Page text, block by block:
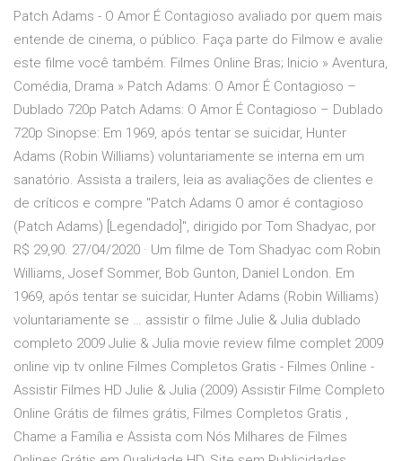
Patch Adams - O Amor É Contagioso avaliado por quem mais
entende de cinema, o público. Faça parte do Filmow e avalie
este filme você também. Filmes Online Bras; Inicio » Aventura,
Comédia, Drama » Patch Adams: O Amor É Contagioso –
Dublado 720p Patch Adams: O Amor É Contagioso – Dublado
720p Sinopse: Em 1969, após tentar se suicidar, Hunter
Adams (Robin Williams) voluntariamente se interna em um
sanatório. ‎Assista a trailers, leia as avaliações de clientes e
de críticos e compre "Patch Adams O amor é contagioso
(Patch Adams) [Legendado]", dirigido por Tom Shadyac, por
R$ 29,90. 27/04/2020 · Um filme de Tom Shadyac com Robin
Williams, Josef Sommer, Bob Gunton, Daniel London. Em
1969, após tentar se suicidar, Hunter Adams (Robin Williams)
voluntariamente se … assistir o filme Julie & Julia dublado
completo 2009 Julie & Julia movie review filme complet 2009
online vip tv online Filmes Completos Gratis - Filmes Online -
Assistir Filmes HD Julie & Julia (2009) Assistir Filme Completo
Online Grátis de filmes grátis, Filmes Completos Gratis ,
Chame a Família e Assista com Nós Milhares de Filmes